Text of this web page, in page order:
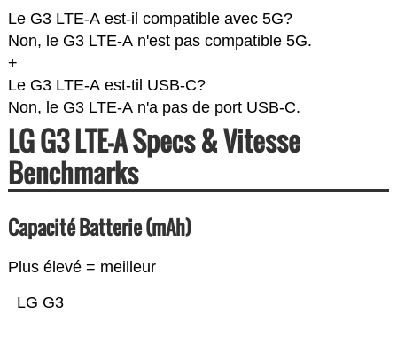
Le G3 LTE-A est-il compatible avec 5G?
Non, le G3 LTE-A n'est pas compatible 5G.
+
Le G3 LTE-A est-til USB-C?
Non, le G3 LTE-A n'a pas de port USB-C.
LG G3 LTE-A Specs & Vitesse
Benchmarks
Capacité Batterie (mAh)
Plus élevé = meilleur
LG G3